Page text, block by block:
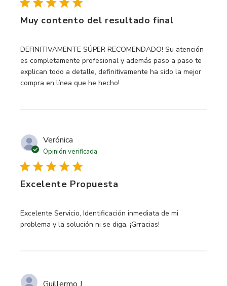
Muy contento del resultado final
DEFINITIVAMENTE SÚPER RECOMENDADO! Su atención
es completamente profesional y además paso a paso te
explican todo a detalle, definitivamente ha sido la mejor
compra en línea que he hecho!
read more about review content DEFINITIVAMENTE
Verónica
Opinión verificada
Excelente Propuesta
Excelente Servicio, Identificación inmediata de mi
problema y la solución ni se diga. ¡Grracias!
read more about review content Excelente Servicio,
Guillermo J.